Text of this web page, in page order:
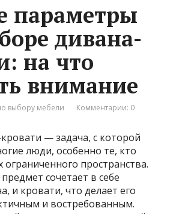
параметры
дивана-
на что
внимание
выбору мебели Комментарии: 0
— задача, с которой
люди, особенно те, кто
ограниченного пространства.
сочетает в себе
и кровати, что делает его
и востребованным.